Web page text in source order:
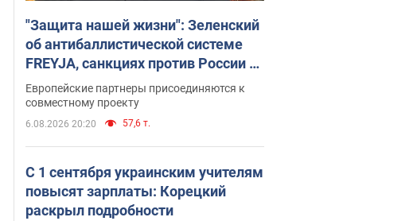
"Защита нашей жизни": Зеленский
об антибаллистической системе
FREYJA, санкциях против России и
поддержке аграриев. Видео
Европейские партнеры присоединяются к
совместному проекту
6.08.2026 20:20 57,6 т.
С 1 сентября украинским учителям
повысят зарплаты: Корецкий
раскрыл подробности